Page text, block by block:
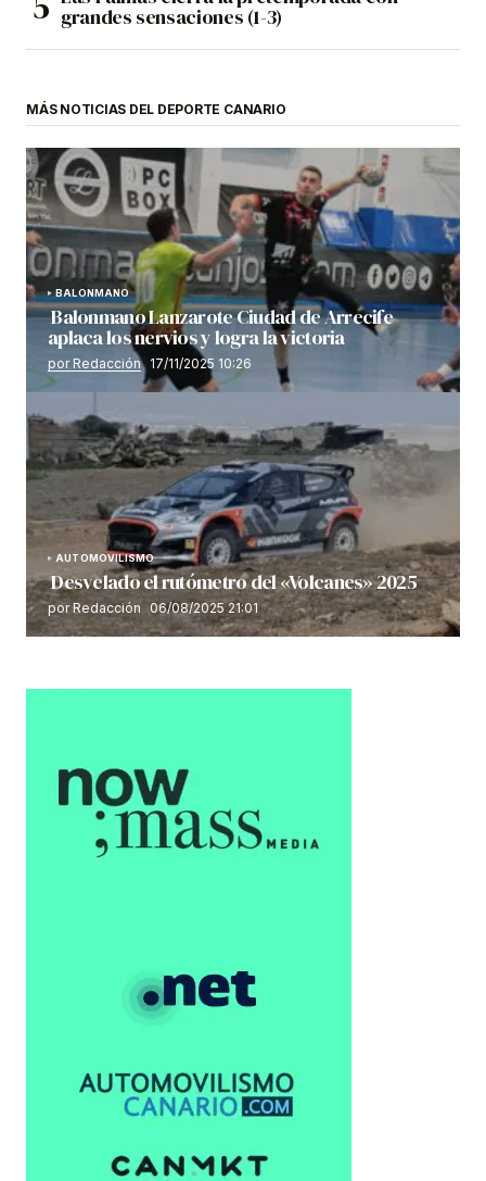
grandes sensaciones (1-3)
MÁS NOTICIAS DEL DEPORTE CANARIO
BALONMANO
Balonmano Lanzarote Ciudad de Arrecife
aplaca los nervios y logra la victoria
por Redacción 17/11/2025 10:26
AUTOMOVILISMO
Desvelado el rutómetro del «Volcanes» 2025
por Redacción 06/08/2025 21:01